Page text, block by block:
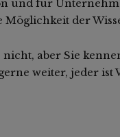
und für
Möglichkeit der
nicht, aber Sie
weiter, jeder ist